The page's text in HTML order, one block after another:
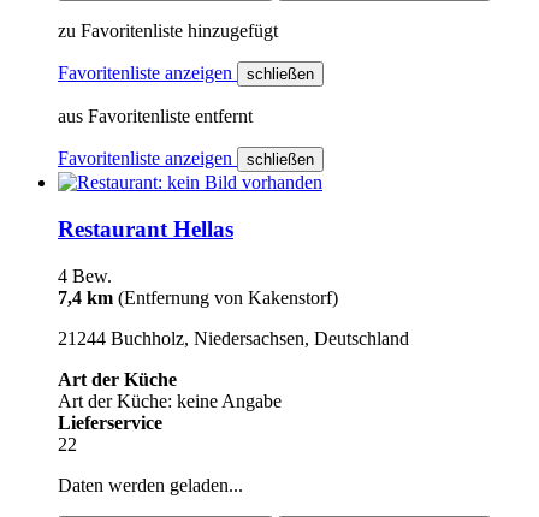
zu Favoritenliste hinzugefügt
Favoritenliste anzeigen schließen
aus Favoritenliste entfernt
Favoritenliste anzeigen schließen
Restaurant Hellas
4 Bew.
7,4 km (Entfernung von Kakenstorf)
21244 Buchholz, Niedersachsen, Deutschland
Art der Küche
Art der Küche: keine Angabe
Lieferservice
22
Daten werden geladen...